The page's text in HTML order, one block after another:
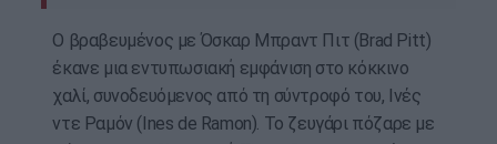
Ο βραβευμένος με Όσκαρ Μπραντ Πιτ (Brad Pitt)
έκανε μια εντυπωσιακή εμφάνιση στο κόκκινο
χαλί, συνοδευόμενος από τη σύντροφό του, Ινές
ντε Ραμόν (Ines de Ramon). Το ζευγάρι πόζαρε με